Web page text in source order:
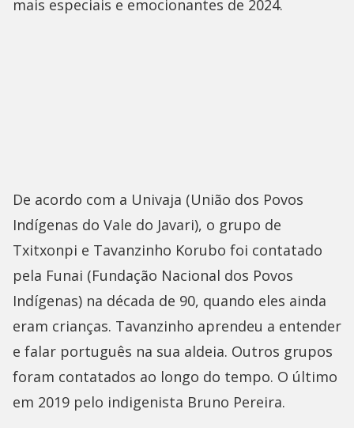
mais especiais e emocionantes de 2024.
De acordo com a Univaja (União dos Povos
Indígenas do Vale do Javari), o grupo de
Txitxonpi e Tavanzinho Korubo foi contatado
pela Funai (Fundação Nacional dos Povos
Indígenas) na década de 90, quando eles ainda
eram crianças. Tavanzinho aprendeu a entender
e falar português na sua aldeia. Outros grupos
foram contatados ao longo do tempo. O último
em 2019 pelo indigenista Bruno Pereira.